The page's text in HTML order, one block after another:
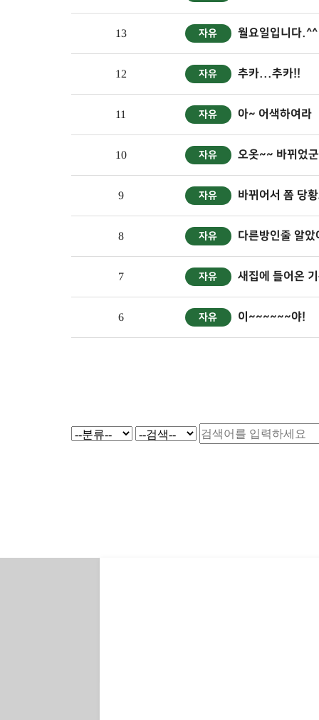
13 자유 월요일입니다.^^
12 자유 추카...추카!!
11 자유 아~ 어색하여라
10 자유 오옷~~ 바뀌었
9 자유 바뀌어서 쫌 당
8 자유 다른방인줄 알
7 자유 새집에 들어온
6 자유 이~~~~~~야!